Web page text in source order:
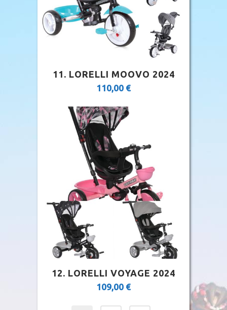
11. LORELLI MOOVO 2024
110,00 €
12. LORELLI VOYAGE 2024
109,00 €